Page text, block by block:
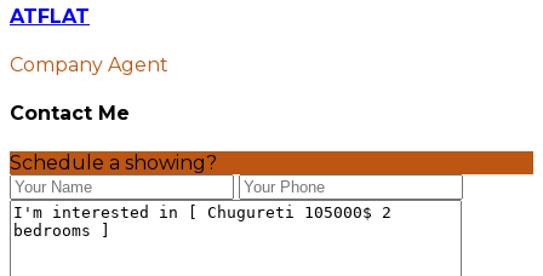
ATFLAT
Company Agent
Contact Me
Schedule a showing?